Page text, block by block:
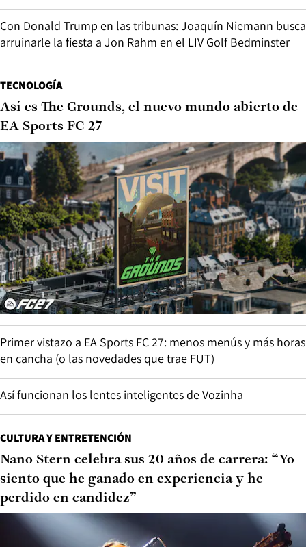
Con Donald Trump en las tribunas: Joaquín Niemann busca
arruinarle la fiesta a Jon Rahm en el LIV Golf Bedminster
TECNOLOGÍA
Así es The Grounds, el nuevo mundo abierto de
EA Sports FC 27
Primer vistazo a EA Sports FC 27: menos menús y más horas
en cancha (o las novedades que trae FUT)
Así funcionan los lentes inteligentes de Vozinha
CULTURA Y ENTRETENCIÓN
Nano Stern celebra sus 20 años de carrera: “Yo
siento que he ganado en experiencia y he
perdido en candidez”